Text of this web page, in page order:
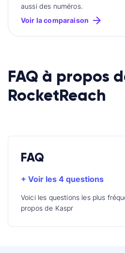
aussi des numéros.
Voir la comparaison
FAQ à propos
RocketReach
FAQ
+ Voir les 4 questions
Voici les questions les plus
propos de Kaspr